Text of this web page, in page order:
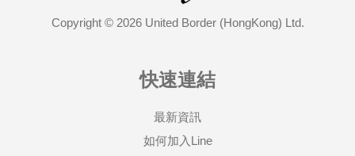
Copyright © 2026 United Border (HongKong) Ltd.
快速連結
最新資訊
如何加入Line